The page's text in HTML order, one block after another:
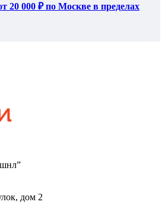
20 000 ₽ по Москве в пределах
дом 2